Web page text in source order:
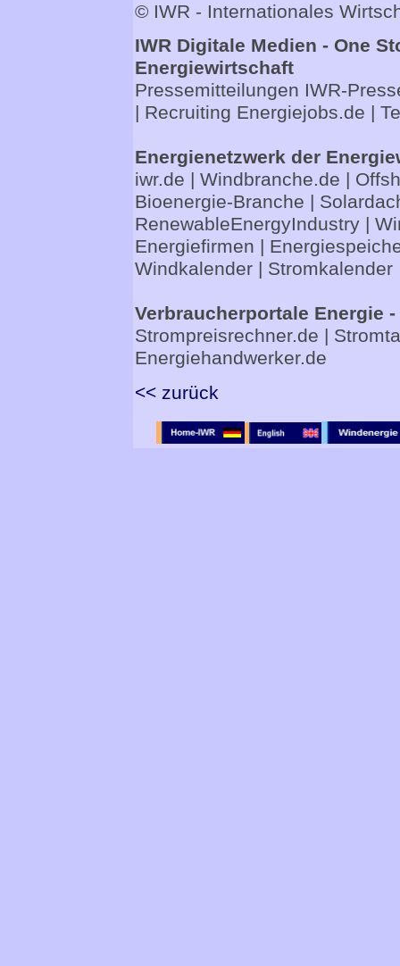
© IWR - Internationales
IWR Digitale Medien - One
Energiewirtschaft
Pressemitteilungen IWR-
| Recruiting Energiejobs.de |
Energienetzwerk der
iwr.de | Windbranche.de |
Bioenergie-Branche |
RenewableEnergyIndustry|
Energiefirmen |
Windkalender| Stromkalender
Verbraucherportale Energie
Strompreisrechner.de |
Energiehandwerker.de
<< zurück